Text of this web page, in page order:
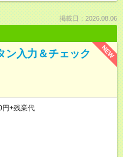
掲載日：2026.08.06
NEW
ン入力＆チェック
+残業代